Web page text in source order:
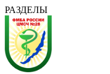
РАЗДЕЛЫ